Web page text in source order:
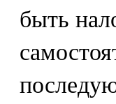
быть